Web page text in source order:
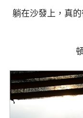
躺在沙發上，真